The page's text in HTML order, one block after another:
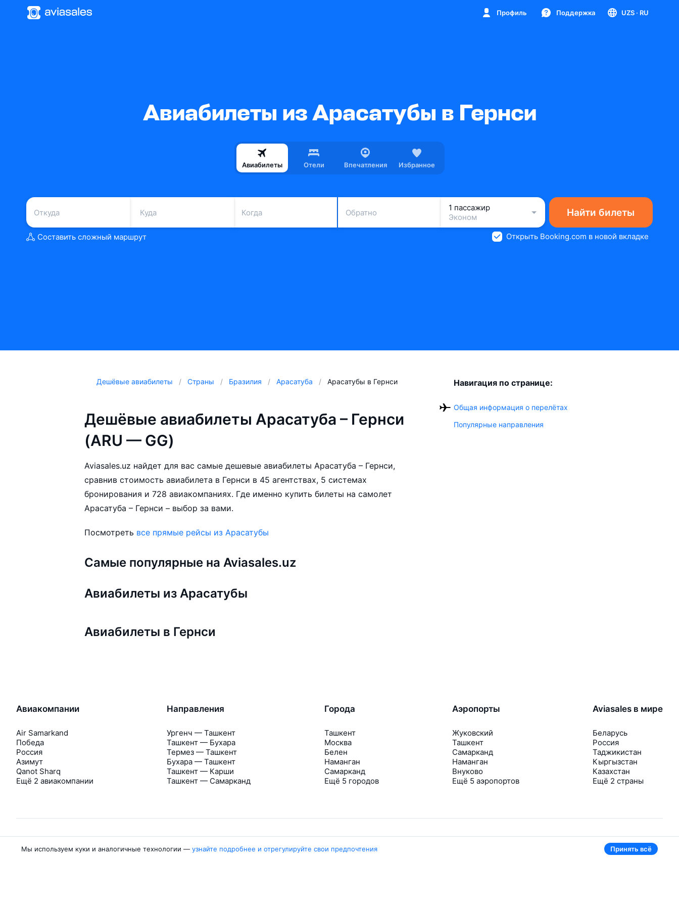
Профиль Поддержка UZS · RU
Авиабилеты из Арасатубы в Гернси
Авиабилеты Отели Впечатления Избранное
Когда Обратно
1 пассажир
Эконом
Найти билеты
Составить сложный маршрут Открыть Booking.com в новой вкладке
Дешёвые авиабилеты Страны Бразилия Арасатуба Арасатубы в Гернси
Дешёвые авиабилеты Арасатуба – Гернси
(ARU — GG)
Aviasales.uz найдет для вас самые дешевые авиабилеты Арасатуба – Гернси,
сравнив стоимость авиабилета в Гернси в 45 агентствах, 5 системах
бронирования и 728 авиакомпаниях. Где именно купить билеты на самолет
Арасатуба – Гернси – выбор за вами.
Посмотреть все прямые рейсы из Арасатубы
Самые популярные на Aviasales.uz
Авиабилеты из Арасатубы
Авиабилеты в Гернси
Навигация по странице:
Общая информация о перелётах
Популярные направления
Авиакомпании
Air Samarkand
Победа
Россия
Азимут
Qanot Sharq
Ещё 2 авиакомпании
Направления
Ургенч — Ташкент
Ташкент — Бухара
Термез — Ташкент
Бухара — Ташкент
Ташкент — Карши
Ташкент — Самарканд
Города
Ташкент
Москва
Белен
Наманган
Самарканд
Ещё 5 городов
Аэропорты
Жуковский
Ташкент
Самарканд
Наманган
Внуково
Ещё 5 аэропортов
Aviasales в мире
Беларусь
Россия
Таджикистан
Кыргызстан
Казахстан
Ещё 2 страны
Об Авиасейлс
Мы используем куки и аналогичные технологии — узнайте подробнее и отрегулируйте свои предпочтения Принять всё